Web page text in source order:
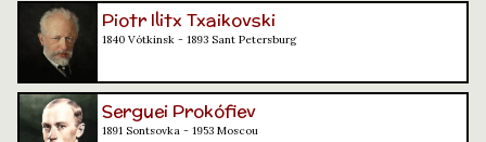
Piotr Ilitx Txaikovski
1840 Vótkinsk - 1893 Sant Petersburg
Serguei Prokófiev
1891 Sontsovka - 1953 Moscou